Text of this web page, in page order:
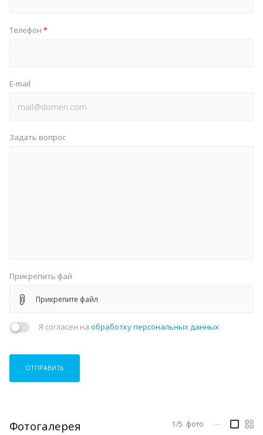
Телефон *
E-mail
Задать вопрос
Прикрепить фай
Прикрепите файл
Я согласен на обработку персональных данных
ОТПРАВИТЬ
Фотогалерея 1/5 фото —